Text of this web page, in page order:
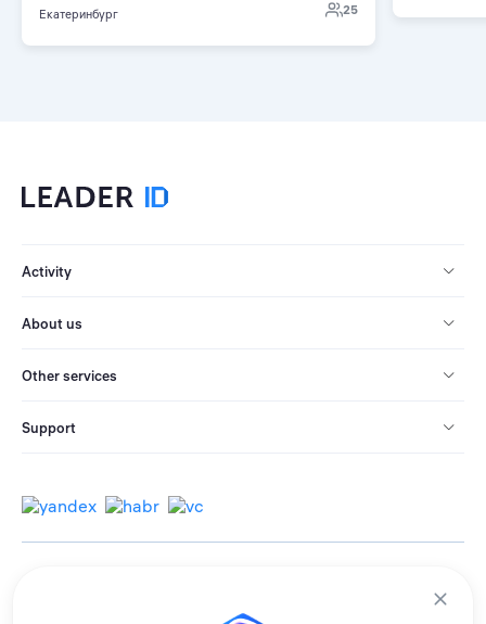
Екатеринбург 25
Activity
About us
Other services
Support